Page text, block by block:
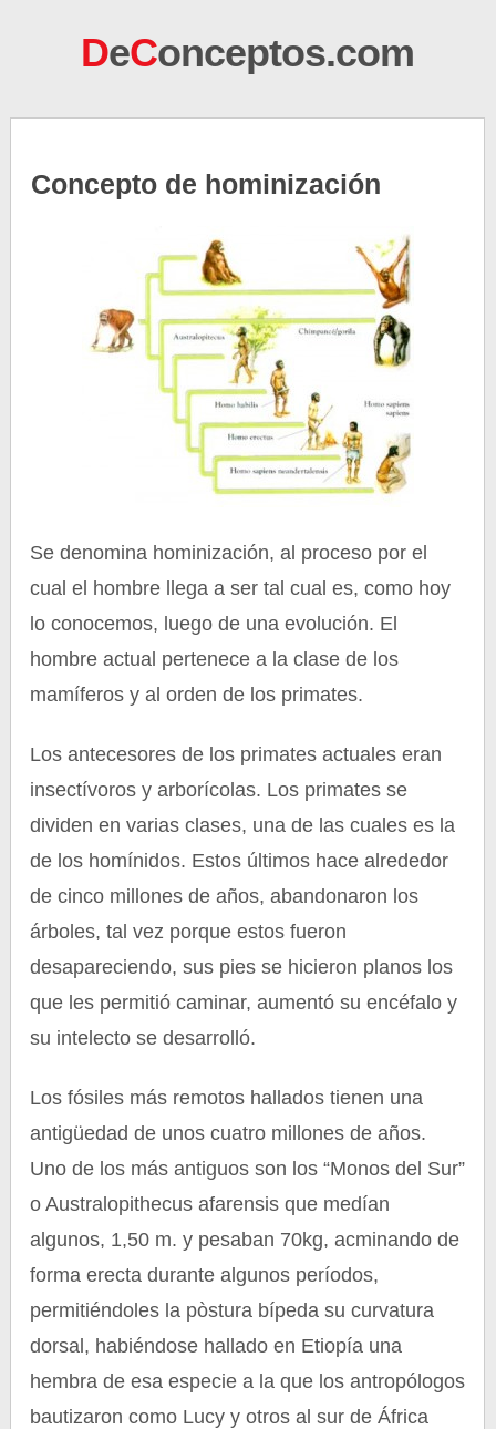
DeConceptos.com
Concepto de hominización
Se denomina hominización, al proceso por el
cual el hombre llega a ser tal cual es, como hoy
lo conocemos, luego de una evolución. El
hombre actual pertenece a la clase de los
mamíferos y al orden de los primates.
Los antecesores de los primates actuales eran
insectívoros y arborícolas. Los primates se
dividen en varias clases, una de las cuales es la
de los homínidos. Estos últimos hace alrededor
de cinco millones de años, abandonaron los
árboles, tal vez porque estos fueron
desapareciendo, sus pies se hicieron planos los
que les permitió caminar, aumentó su encéfalo y
su intelecto se desarrolló.
Los fósiles más remotos hallados tienen una
antigüedad de unos cuatro millones de años.
Uno de los más antiguos son los “Monos del Sur”
o Australopithecus afarensis que medían
algunos, 1,50 m. y pesaban 70kg, acminando de
forma erecta durante algunos períodos,
permitiéndoles la pòstura bípeda su curvatura
dorsal, habiéndose hallado en Etiopía una
hembra de esa especie a la que los antropólogos
bautizaron como Lucy y otros al sur de África